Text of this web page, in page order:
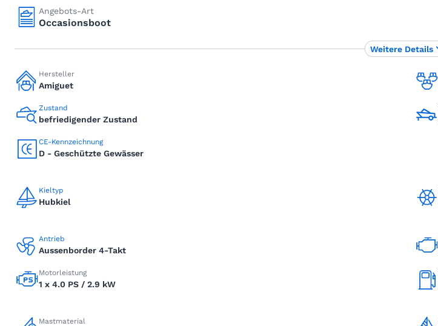
Angebots-Art
Occasionsboot
Hersteller
Amiguet
Zustand
befriedigender Zustand
CE-Kennzeichnung
D - Geschützte Gewässer
Kieltyp
Hubkiel
Antrieb
Aussenborder 4-Takt
Motorleistung
1 x 4.0 PS / 2.9 kW
Mastmaterial
Weitere Details